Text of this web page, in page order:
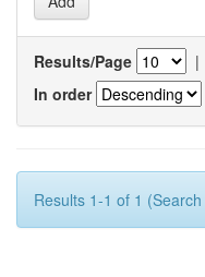
Results/Page |
In order
Results 1-1 of 1